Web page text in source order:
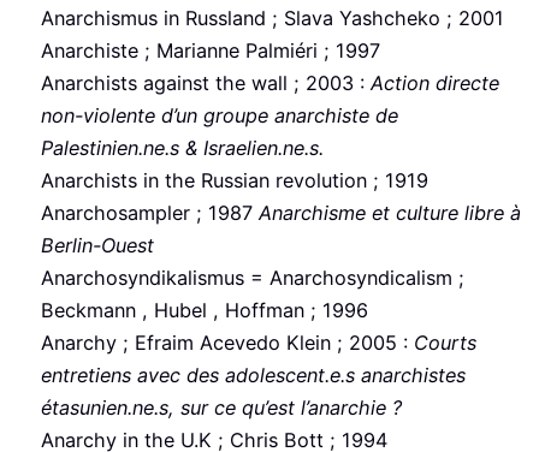
Anarchismus in Russland ; Slava Yashcheko ; 2001
Anarchiste ; Marianne Palmiéri ; 1997
Anarchists against the wall ; 2003 :Action directe
non-violente d’un groupe anarchiste de
Palestinien.ne.s & Israelien.ne.s.
Anarchists in the Russian revolution ; 1919
Anarchosampler ; 1987Anarchisme et culture libre à
Berlin-Ouest
Anarchosyndikalismus = Anarchosyndicalism ;
Beckmann , Hubel , Hoffman ; 1996
Anarchy ; Efraim Acevedo Klein ; 2005 : Courts
entretiens avec des adolescent.e.s anarchistes
étasunien.ne.s, sur ce qu’est l’anarchie ?
Anarchy in the U.K ; Chris Bott ; 1994